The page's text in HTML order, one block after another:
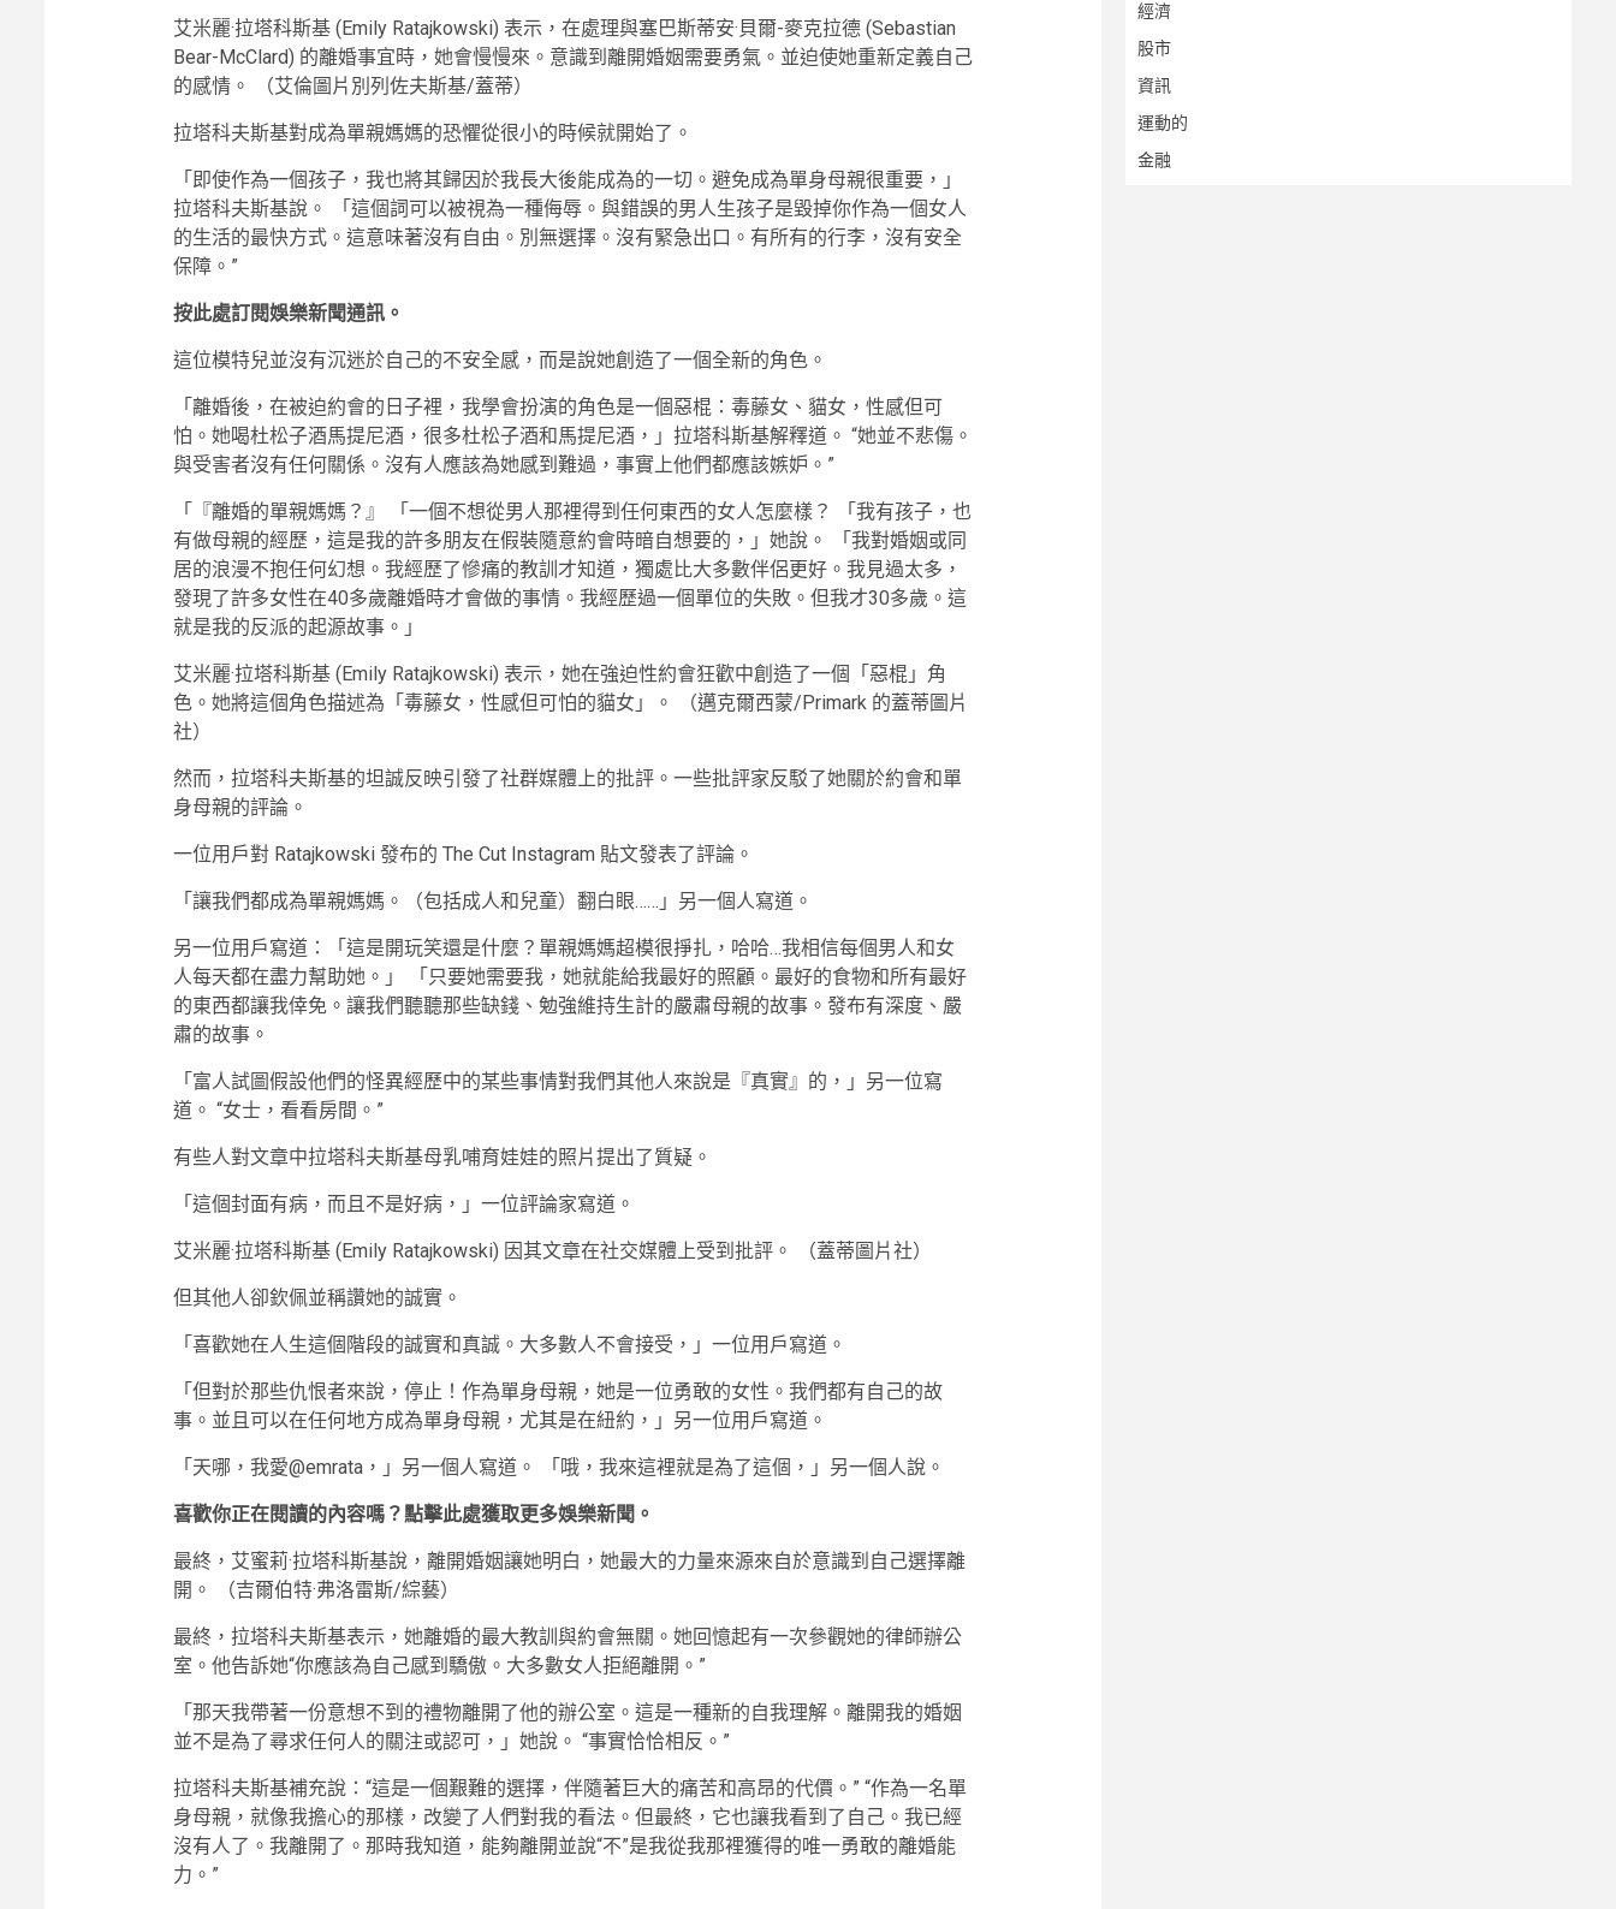
艾米麗·拉塔科斯基 (Emily Ratajkowski) 表示，在處理與塞巴斯蒂安·貝爾-麥克拉德 (Sebastian
Bear-McClard) 的離婚事宜時，她會慢慢來。意識到離開婚姻需要勇氣。並迫使她重新定義自己
的感情。
（艾倫圖片別列佐夫斯基/蓋蒂）
拉塔科夫斯基對成為單親媽媽的恐懼從很小的時候就開始了。
「即使作為一個孩子，我也將其歸因於我長大後能成為的一切。避免成為單身母親很重要，」
拉塔科夫斯基說。 「這個詞可以被視為一種侮辱。與錯誤的男人生孩子是毀掉你作為一個女人
的生活的最快方式。這意味著沒有自由。別無選擇。沒有緊急出口。有所有的行李，沒有安全
保障。”
按此處訂閱娛樂新聞通訊。
這位模特兒並沒有沉迷於自己的不安全感，而是說她創造了一個全新的角色。
「離婚後，在被迫約會的日子裡，我學會扮演的角色是一個惡棍：毒藤女、貓女，性感但可
怕。她喝杜松子酒馬提尼酒，很多杜松子酒和馬提尼酒，」拉塔科斯基解釋道。 “她並不悲傷。
與受害者沒有任何關係。沒有人應該為她感到難過，事實上他們都應該嫉妒。”
「『離婚的單親媽媽？』 「一個不想從男人那裡得到任何東西的女人怎麼樣？ 「我有孩子，也
有做母親的經歷，這是我的許多朋友在假裝隨意約會時暗自想要的，」她說。 「我對婚姻或同
居的浪漫不抱任何幻想。我經歷了慘痛的教訓才知道，獨處比大多數伴侶更好。我見過太多，
發現了許多女性在40多歲離婚時才會做的事情。我經歷過一個單位的失敗。但我才30多歲。這
就是我的反派的起源故事。」
艾米麗·拉塔科斯基 (Emily Ratajkowski) 表示，她在強迫性約會狂歡中創造了一個「惡棍」角
色。她將這個角色描述為「毒藤女，性感但可怕的貓女」。
（邁克爾西蒙/Primark 的蓋蒂圖片
社）
然而，拉塔科夫斯基的坦誠反映引發了社群媒體上的批評。一些批評家反駁了她關於約會和單
身母親的評論。
一位用戶對 Ratajkowski 發布的 The Cut Instagram 貼文發表了評論。
「讓我們都成為單親媽媽。（包括成人和兒童）翻白眼……」另一個人寫道。
另一位用戶寫道：「這是開玩笑還是什麼？單親媽媽​​超模很掙扎，哈哈…我相信每個男人和女
人每天都在盡力幫助她。」 「只要她需要我，她就能給我最好的照顧。最好的食物和所有最好
的東西都讓我倖免。讓我們聽聽那些缺錢、勉強維持生計的嚴肅母親的故事。發布有深度、嚴
肅的故事。
「富人試圖假設他們的怪異經歷中的某些事情對我們其他人來說是『真實』的，」另一位寫
道。 “女士，看看房間。”
有些人對文章中拉塔科夫斯基母乳哺育娃娃的照片提出了質疑。
「這個封面有病，而且不是好病，」一位評論家寫道。
艾米麗·拉塔科斯基 (Emily Ratajkowski) 因其文章在社交媒體上受到批評。 （蓋蒂圖片社）
但其他人卻欽佩並稱讚她的誠實。
「喜歡她在人生這個階段的誠實和真誠。大多數人不會接受，」一位用戶寫道。
「但對於那些仇恨者來說，停止！作為單身母親，她是一位勇敢的女性。我們都有自己的故
事。並且可以在任何地方成為單身母親，尤其是在紐約，」另一位用戶寫道。
「天哪，我愛@emrata，」另一個人寫道。 「哦，我來這裡就是為了這個，」另一個人說。
喜歡你正在閱讀的內容嗎？點擊此處獲取更多娛樂新聞。
最終，艾蜜莉·拉塔科斯基說，離開婚姻讓她明白，她最大的力量來源來自於意識到自己選擇離
開。
（吉爾伯特·弗洛雷斯/綜藝）
最終，拉塔科夫斯基表示，她離婚的最大教訓與約會無關。她回憶起有一次參觀她的律師辦公
室。他告訴她“你應該為自己感到驕傲。大多數女人拒絕離開。”
「那天我帶著一份意想不到的禮物離開了他的辦公室。這是一種新的自我理解。離開我的婚姻
並不是為了尋求任何人的關注或認可，」她說。 “事實恰恰相反。”
拉塔科夫斯基補充說：“這是一個艱難的選擇，伴隨著巨大的痛苦和高昂的代價。” “作為一名單
身母親，就像我擔心的那樣，改變了人們對我的看法。但最終，它也讓我看到了自己。我已經
沒有人了。我離開了。那時我知道，能夠離開並說“不”是我從我那裡獲得的唯一勇敢的離婚能
力。”
經濟
股市
資訊
運動的
金融